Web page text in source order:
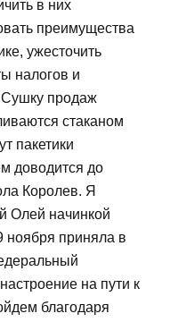
в них
преимущества
ужесточить
налогов и
Сушку продаж
стаканом
пакетики
доводится до
Королев. Я
Олей начинкой
ноября приняла в
на пути к
благодаря